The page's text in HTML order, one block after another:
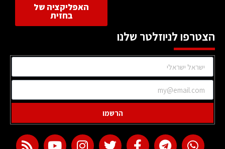
האפליקציה של
בחזית
הצטרפו לניוזלטר שלנו
הרשמו